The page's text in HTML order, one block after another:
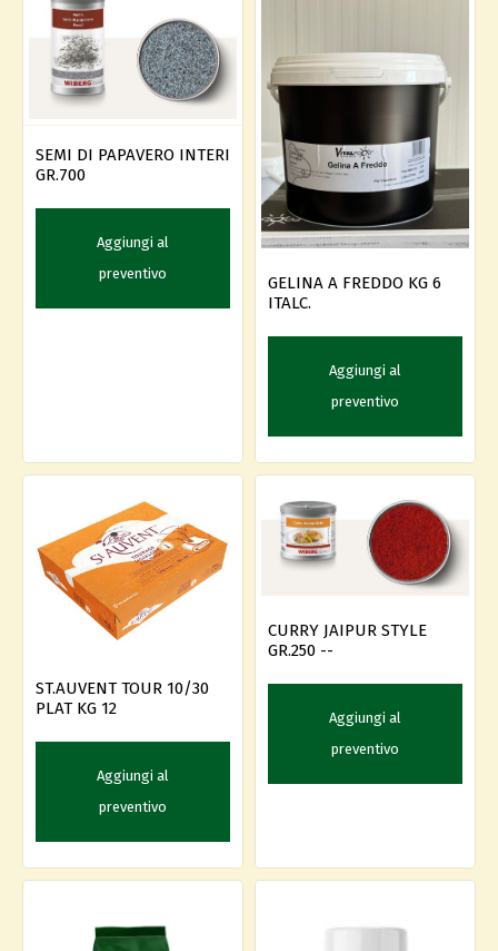
SEMI DI PAPAVERO INTERI
GR.700
Aggiungi al
preventivo
GELINA A FREDDO KG 6
ITALC.
Aggiungi al
preventivo
ST.AUVENT TOUR 10/30
PLAT KG 12
Aggiungi al
preventivo
CURRY JAIPUR STYLE
GR.250 --
Aggiungi al
preventivo